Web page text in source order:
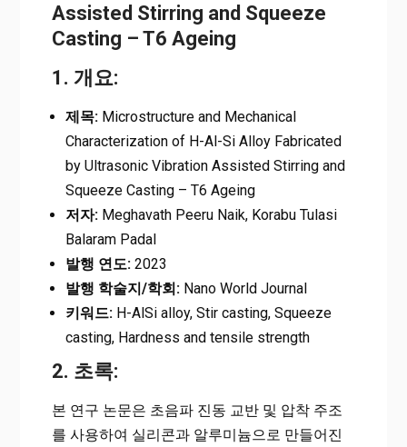
Assisted Stirring and Squeeze
Casting – T6 Ageing
1. 개요:
제목:Microstructure and Mechanical
Characterization of H-Al-Si Alloy Fabricated
by Ultrasonic Vibration Assisted Stirring and
Squeeze Casting – T6 Ageing
저자:Meghavath Peeru Naik, Korabu Tulasi
Balaram Padal
발행 연도:2023
발행 학술지/학회:Nano World Journal
키워드:H-AlSi alloy, Stir casting, Squeeze
casting, Hardness and tensile strength
2. 초록:
본 연구 논문은 초음파 진동 교반 및 압착 주조
를 사용하여 실리콘과 알루미늄으로 만들어진